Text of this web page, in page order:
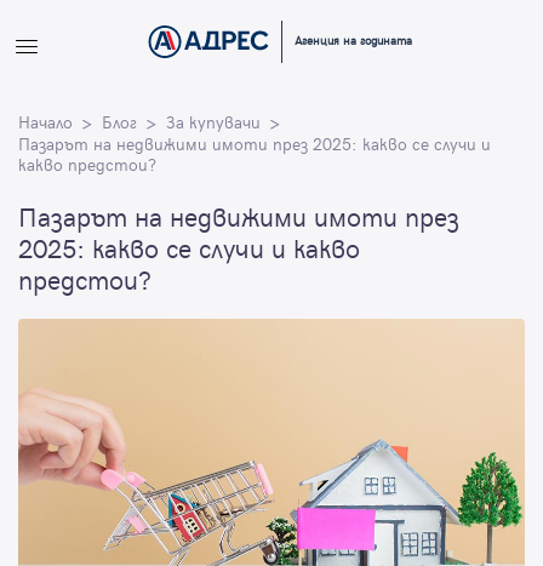
Агенция на годината
Начало Блог
За купувачи
Пазарът на недвижими имоти през 2025: какво се случи и
какво предстои?
Пазарът на недвижими имоти през
2025: какво се случи и какво
предстои?
Вход
получите по-подробна информация.
Продължи с Google
Имейл
Парола